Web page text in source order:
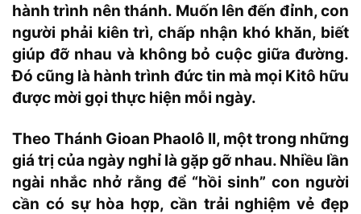
hành trình nên thánh. Muốn lên đến đỉnh, con
người phải kiên trì, chấp nhận khó khăn, biết
giúp đỡ nhau và không bỏ cuộc giữa đường.
Đó cũng là hành trình đức tin mà mọi Kitô hữu
được mời gọi thực hiện mỗi ngày.
Theo Thánh Gioan Phaolô II, một trong những
giá trị của ngày nghỉ là gặp gỡ nhau. Nhiều lần
ngài nhắc nhở rằng để “hồi sinh” con người
cần có sự hòa hợp, cần trải nghiệm vẻ đẹp